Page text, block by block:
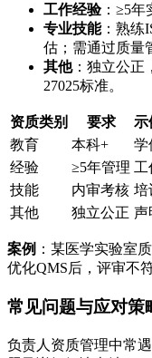
工作经验：≥5年
专业技能：熟练
估；需通过质量
其他：独立公正
27025标准。
资质类别 要求
示
教育
本科+
学
经验
≥5年管理 工
技能
内审考核 培
其他
独立公正 声
案例 ：某医学实验室
优化QMS后，评审不
常见问题与应对策
负责人资质管理中常